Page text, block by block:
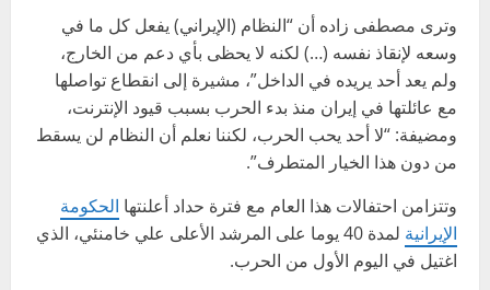
وترى مصطفى زاده أن “النظام (الإيراني) يفعل كل ما في
وسعه لإنقاذ نفسه (…) لكنه لا يحظى بأي دعم من الخارج،
ولم يعد أحد يريده في الداخل”، مشيرة إلى انقطاع تواصلها
مع عائلتها في إيران منذ بدء الحرب بسبب قيود الإنترنت،
ومضيفة: “لا أحد يحب الحرب، لكننا نعلم أن النظام لن يسقط
من دون هذا الخيار المتطرف”.
وتتزامن احتفالات هذا العام مع فترة حداد أعلنتها الحكومة
الإيرانية
لمدة 40 يوما على المرشد الأعلى علي خامنئي، الذي
اغتيل في اليوم الأول من الحرب.